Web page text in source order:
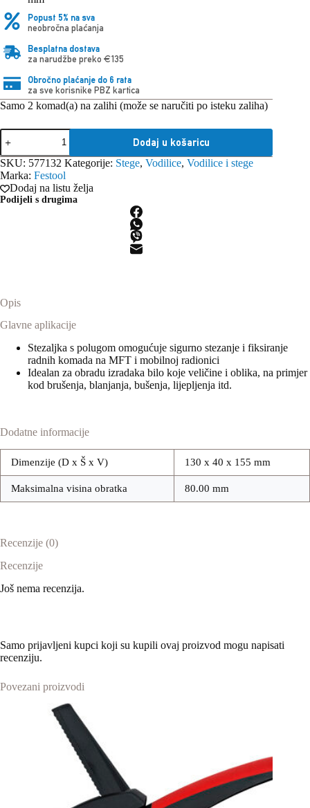
Popust 5% na sva
neobročna plaćanja
Besplatna dostava
za narudžbe preko €135
Obročno plaćanje do 6 rata
za sve korisnike PBZ kartica
Samo 2 komad(a) na zalihi (može se naručiti po isteku zaliha)
Festool
stega
za
MFT-
HZ
80
količina
Dodaj u košaricu
SKU: 577132 Kategorije: Stege, Vodilice, Vodilice i stege
Marka: Festool
Dodaj na listu želja
Podijeli s drugima
Opis
Glavne aplikacije
Stezaljka s polugom omogućuje sigurno stezanje i fiksiranje
radnih komada na MFT i mobilnoj radionici
Idealan za obradu izradaka bilo koje veličine i oblika, na primjer
kod brušenja, blanjanja, bušenja, lijepljenja itd.
Dodatne informacije
Dimenzije (D x Š x V) 130 x 40 x 155 mm
Maksimalna visina obratka 80.00 mm
Recenzije (0)
Recenzije
Još nema recenzija.
Samo prijavljeni kupci koji su kupili ovaj proizvod mogu napisati
recenziju.
Povezani proizvodi